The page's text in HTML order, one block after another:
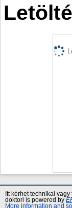
Itt kérhet technikai
doktori is powered by
More information and